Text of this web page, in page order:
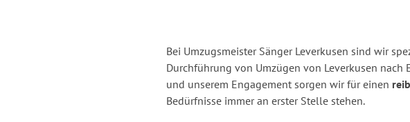
Bei Umzugsmeister Sänger Leverkusen sind wir
Durchführung von Umzügen von Leverkusen nach
und unserem Engagement sorgen wir für einen
Bedürfnisse immer an erster Stelle stehen.